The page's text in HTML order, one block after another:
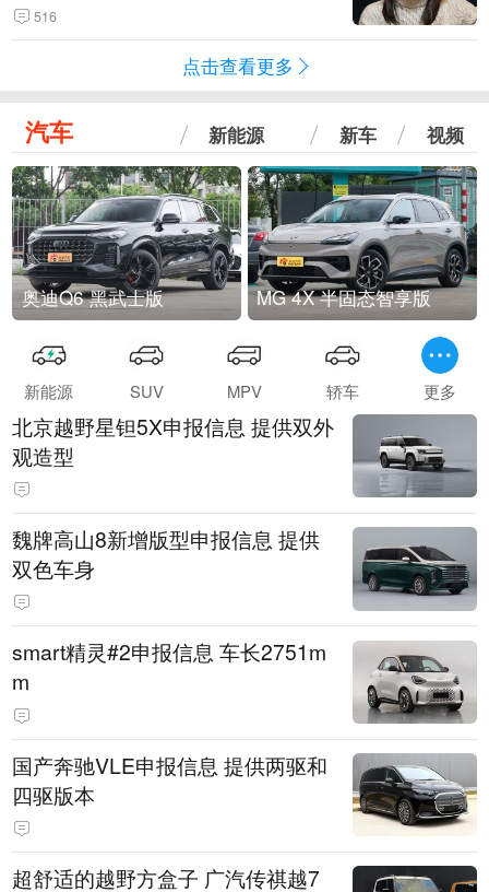
516
点击查看更多
汽车 新能源 新车 视频
奥迪Q6 黑武士版 MG 4X 半固态智享版
新能源 SUV MPV 轿车 更多
北京越野星钽5X申报信息 提供双外
观造型
魏牌高山8新增版型申报信息 提供
双色车身
smart精灵#2申报信息 车长2751m
m
国产奔驰VLE申报信息 提供两驱和
四驱版本
超舒适的越野方盒子 广汽传祺越7